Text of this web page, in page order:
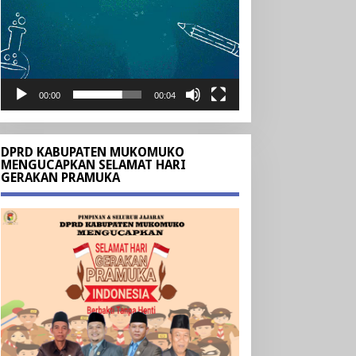
00:00 00:04
DPRD KABUPATEN MUKOMUKO
MENGUCAPKAN SELAMAT HARI
GERAKAN PRAMUKA